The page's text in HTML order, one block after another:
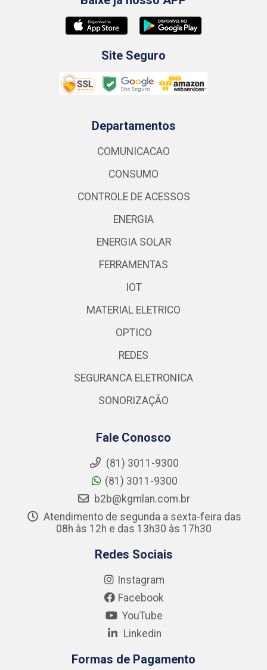
Site Seguro
Departamentos
COMUNICACAO
CONSUMO
CONTROLE DE ACESSOS
ENERGIA
ENERGIA SOLAR
FERRAMENTAS
IOT
MATERIAL ELETRICO
OPTICO
REDES
SEGURANCA ELETRONICA
SONORIZAÇÃO
Fale Conosco
(81) 3011-9300
(81) 3011-9300
b2b@kgmlan.com.br
Atendimento de segunda a sexta-feira das
08h às 12h e das 13h30 às 17h30
Redes Sociais
Instagram
Facebook
YouTube
Linkedin
Formas de Pagamento